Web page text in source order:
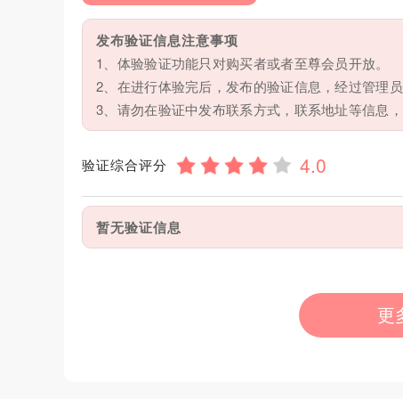
发布验证信息注意事项
1、体验验证功能只对购买者或者至尊会员开放。
2、在进行体验完后，发布的验证信息，经过管理
3、请勿在验证中发布联系方式，联系地址等信息，
验证综合评分
暂无验证信息
更